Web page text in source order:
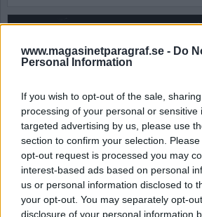
www.magasinetparagraf.se - Do
Personal Information
If you wish to opt-out of the sale,
processing of your personal or sensitive
targeted advertising by us, please use
section to confirm your selection.
opt-out request is processed you may
interest-based ads based on personal
us or personal information disclosed to
your opt-out. You may separately opt-
disclosure of your personal information
Våra svenska
Systemkollaps. Varför ska jag